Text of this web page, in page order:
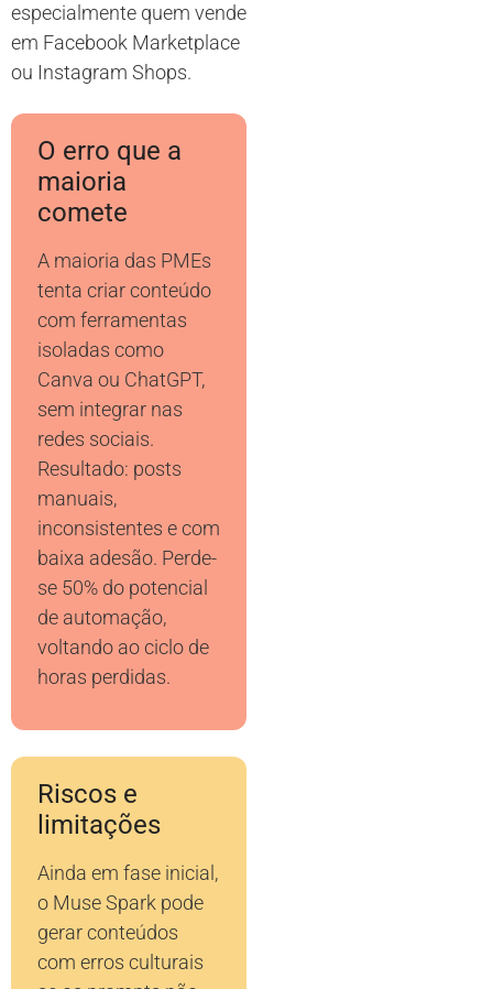
especialmente quem vende
em Facebook Marketplace
ou Instagram Shops.
O erro que a
maioria
comete
A maioria das PMEs
tenta criar conteúdo
com ferramentas
isoladas como
Canva ou ChatGPT,
sem integrar nas
redes sociais.
Resultado: posts
manuais,
inconsistentes e com
baixa adesão. Perde-
se 50% do potencial
de automação,
voltando ao ciclo de
horas perdidas.
Riscos e
limitações
Ainda em fase inicial,
o Muse Spark pode
gerar conteúdos
com erros culturais